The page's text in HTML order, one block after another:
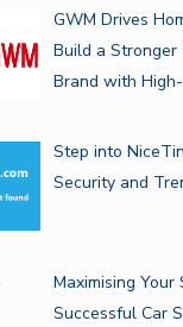
GWM Drives
Build a Stronger
Brand with
Step into
Security and
Maximising
Successful Car